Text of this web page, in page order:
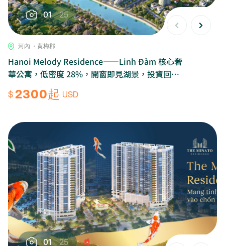
01 25
河內 ・黄梅郡
Hanoi Melody Residence——Linh Đàm 核心奢
華公寓，低密度 28%，開窗即見湖景，投資回報
$2300起 USD
01 25